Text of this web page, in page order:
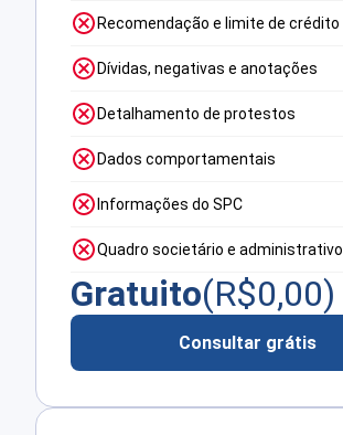
Recomendação e limite de crédito
Dívidas, negativas e anotações
Detalhamento de protestos
Dados comportamentais
Informações do SPC
Quadro societário e administrativo
Gratuito(R$0,00)
Consultar grátis